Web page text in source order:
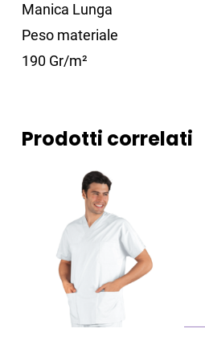
Manica Lunga
Peso materiale
190 Gr/m²
Prodotti correlati